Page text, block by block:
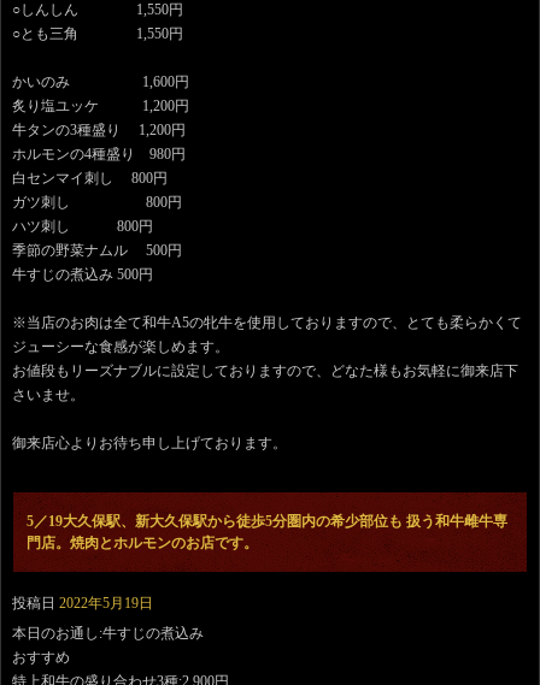
○しんしん 1,550円
○とも三角 1,550円
かいのみ 1,600円
炙り塩ユッケ 1,200円
牛タンの3種盛り 1,200円
ホルモンの4種盛り 980円
白センマイ刺し 800円
ガツ刺し 800円
ハツ刺し 800円
季節の野菜ナムル 500円
牛すじの煮込み 500円
※当店のお肉は全て和牛A5の牝牛を使用しておりますので、とても柔らかくて
ジューシーな食感が楽しめます。
お値段もリーズナブルに設定しておりますので、どなた様もお気軽に御来店下
さいませ。
御来店心よりお待ち申し上げております。
5／19大久保駅、新大久保駅から徒歩5分圏内の希少部位も 扱う和牛雌牛専
門店。焼肉とホルモンのお店です。
投稿日 2022年5月19日
本日のお通し:牛すじの煮込み
おすすめ
特上和牛の盛り合わせ3種:2,900円